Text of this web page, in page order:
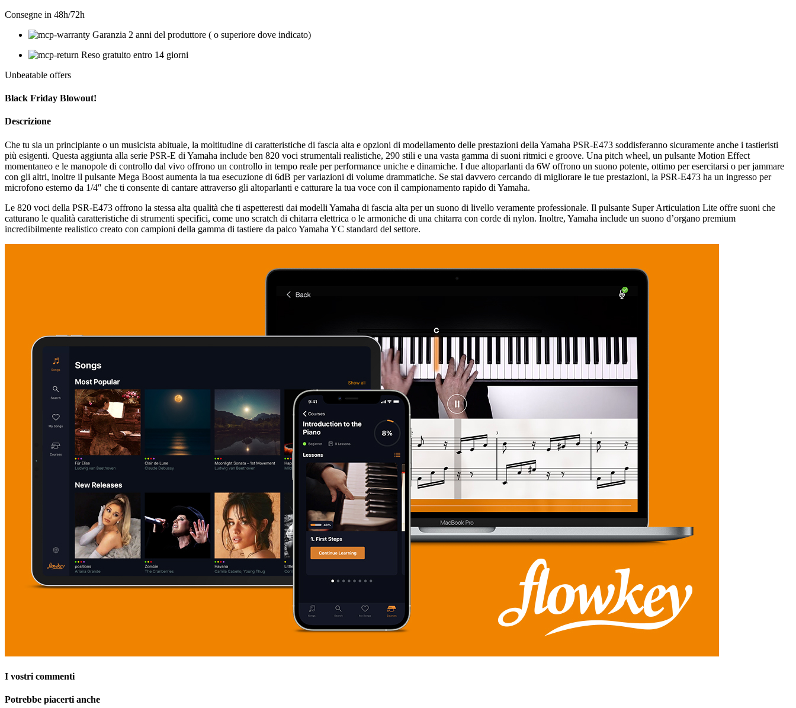
Consegne in 48h/72h
Garanzia 2 anni del produttore ( o superiore dove indicato)
Reso gratuito entro 14 giorni
Unbeatable offers
Black Friday Blowout!
Descrizione
Che tu sia un principiante o un musicista abituale, la moltitudine di caratteristiche di fascia alta e opzioni di modellamento delle prestazioni della Yamaha PSR-E473 soddisferanno sicuramente anche i tastieristi
più esigenti. Questa aggiunta alla serie PSR-E di Yamaha include ben 820 voci strumentali realistiche, 290 stili e una vasta gamma di suoni ritmici e groove. Una pitch wheel, un pulsante Motion Effect
momentaneo e le manopole di controllo dal vivo offrono un controllo in tempo reale per performance uniche e dinamiche. I due altoparlanti da 6W offrono un suono potente, ottimo per esercitarsi o per jammare
con gli altri, inoltre il pulsante Mega Boost aumenta la tua esecuzione di 6dB per variazioni di volume drammatiche. Se stai davvero cercando di migliorare le tue prestazioni, la PSR-E473 ha un ingresso per
microfono esterno da 1/4″ che ti consente di cantare attraverso gli altoparlanti e catturare la tua voce con il campionamento rapido di Yamaha.
Le 820 voci della PSR-E473 offrono la stessa alta qualità che ti aspetteresti dai modelli Yamaha di fascia alta per un suono di livello veramente professionale. Il pulsante Super Articulation Lite offre suoni che
catturano le qualità caratteristiche di strumenti specifici, come uno scratch di chitarra elettrica o le armoniche di una chitarra con corde di nylon. Inoltre, Yamaha include un suono d’organo premium
incredibilmente realistico creato con campioni della gamma di tastiere da palco Yamaha YC standard del settore.
I vostri commenti
Potrebbe piacerti anche